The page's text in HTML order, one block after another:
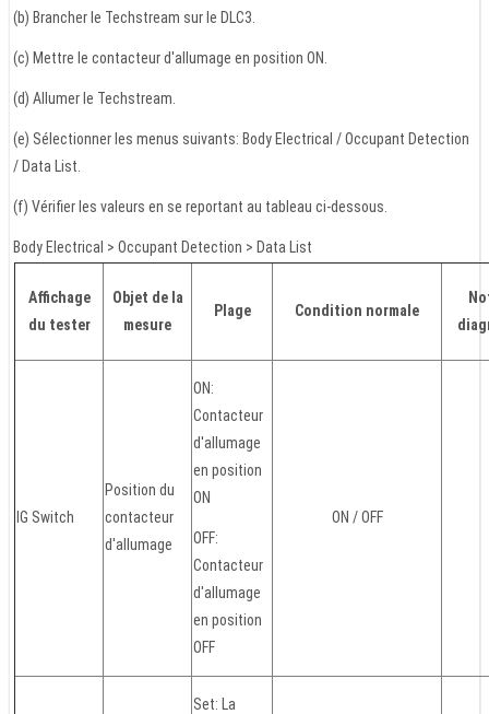
(b) Brancher le Techstream sur le DLC3.
(c) Mettre le contacteur d'allumage en position ON.
(d) Allumer le Techstream.
(e) Sélectionner les menus suivants: Body Electrical / Occupant Detection
/ Data List.
(f) Vérifier les valeurs en se reportant au tableau ci-dessous.
Body Electrical > Occupant Detection > Data List
Affichage
du tester
Objet de la
mesure
Plage Condition normale
IG Switch
Position du
contacteur
d'allumage
ON:
Contacteur
d'allumage
en position
ON
OFF:
Contacteur
d'allumage
en position
OFF
ON / OFF
Set: La